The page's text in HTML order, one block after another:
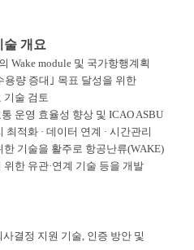
술 개요
Wake module 및 국가항행계획
용량 증대｣ 목표 달성을 위한
기술 검토
운영 효율성 향상 및 ICAO ASBU
적화 · 데이터 연계 · 시간관리
기술을 활주로 항공난류(WAKE)
한 유관·연계 기술 등을 개발
결정 지원 기술, 인증 방안 및